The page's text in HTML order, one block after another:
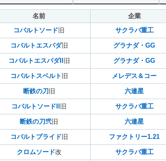
名前 企業
コバルトソード 旧 サクラバ重工
コバルトエスパダ旧 グラナダ・GG
コバルトエスパダII 旧 グラナダ・GG
コバルトスベルト 旧 メレデス＆コー
断鉄の刀 旧 六連星
コバルトソードII 旧 サクラバ重工
断鉄の刀弐 旧 六連星
コバルトプライド 旧 ファクトリー1.21
クロムソード改 サクラバ重工